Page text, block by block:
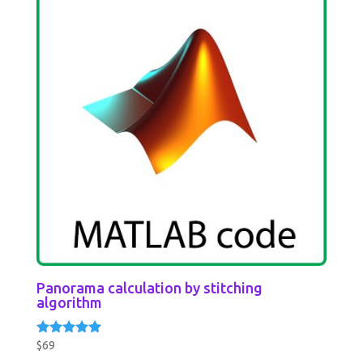
Panorama calculation by stitching
algorithm
Rated
$69